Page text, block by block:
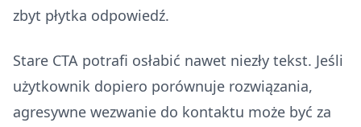
zbyt płytka odpowiedź.
Stare CTA potrafi osłabić nawet niezły tekst. Jeśli
użytkownik dopiero porównuje rozwiązania,
agresywne wezwanie do kontaktu może być za